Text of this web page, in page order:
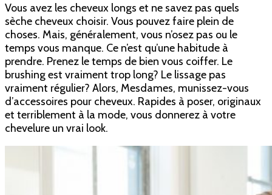
Vous avez les cheveux longs et ne savez pas quels
sèche cheveux choisir. Vous pouvez faire plein de
choses. Mais, généralement, vous n’osez pas ou le
temps vous manque. Ce n’est qu’une habitude à
prendre. Prenez le temps de bien vous coiffer. Le
brushing est vraiment trop long? Le lissage pas
vraiment régulier? Alors, Mesdames, munissez-vous
d’accessoires pour cheveux. Rapides à poser, originaux
et terriblement à la mode, vous donnerez à votre
chevelure un vrai look.